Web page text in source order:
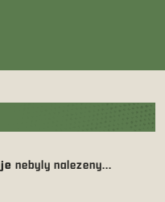
nebyly nalezeny...